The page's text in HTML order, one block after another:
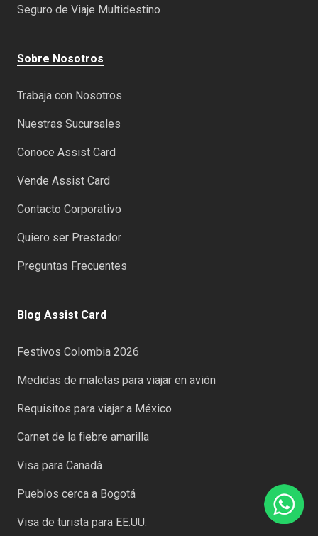
Seguro de Viaje Multidestino
Sobre Nosotros
Trabaja con Nosotros
Nuestras Sucursales
Conoce Assist Card
Vende Assist Card
Contacto Corporativo
Quiero ser Prestador
Preguntas Frecuentes
Blog Assist Card
Festivos Colombia 2026
Medidas de maletas para viajar en avión
Requisitos para viajar a México
Carnet de la fiebre amarilla
Visa para Canadá
Pueblos cerca a Bogotá
Visa de turista para EE.UU.